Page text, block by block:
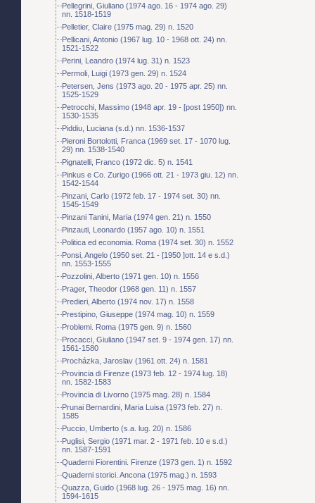
Pellegrini, Giuliano (1974 ago. 16 - 1974 ago. 29)
nn. 1518-1519
Pelletier, Claire (1975 mag. 29) n. 1520
Pellicani, Antonio (1967 lug. 10 - 1968 ott. 24) nn.
1521-1522
Perini, Leandro (1974 lug. 31) n. 1523
Permoli, Luigi (1973 gen. 29) n. 1524
Petersen, Jens (1973 ago. 20 - 1975 apr. 25) nn.
1525-1529
Petrocchi, Massimo (1948 apr. 19 - [post 1950]) nn.
1530-1535
Piddiu, Luciana (s.d.) nn. 1536-1537
Pieroni Bortolotti, Franca (1969 set. 17 - 1070 lug.
29) nn. 1538-1540
Pignatelli, Franco (1972 dic. 5) n. 1541
Pinkus e Co. Zurigo (1966 ott. 21 - 1973 giu. 12) nn.
1542-1544
Pinzani, Carlo (1972 feb. 17 - 1974 set. 30) nn.
1545-1549
Pinzani Tanini, Maria (1974 gen. 21) n. 1550
Pinzauti, Leonardo (1957 ago. 10) n. 1551
Politica ed economia. Roma (1974 set. 30) n. 1552
Ponsi, Angelo (1950 set. 21 - [1950 ]ott. 14 e s.d.)
nn. 1553-1555
Pozzolini, Alberto (1971 gen. 10) n. 1556
Prager, Theodor (1968 gen. 11) n. 1557
Predieri, Alberto (1974 nov. 17) n. 1558
Prestipino, Giuseppe (1974 mag. 10) n. 1559
Problemi. Roma (1975 gen. 9) n. 1560
Procacci, Giuliano (1947 set. 9 - 1974 gen. 17) nn.
1561-1580
Procházka, Jaroslav (1961 ott. 24) n. 1581
Provincia di Firenze (1973 feb. 12 - 1974 lug. 18)
nn. 1582-1583
Provincia di Livorno (1975 mag. 28) n. 1584
Prunai Bernardini, Maria Luisa (1973 feb. 27) n.
1585
Puccio, Umberto (s.a. lug. 20) n. 1586
Puglisi, Sergio (1971 mar. 2 - 1971 feb. 10 e s.d.)
nn. 1587-1591
Quaderni Fiorentini. Firenze (1973 gen. 1) n. 1592
Quaderni storici. Ancona (1975 mag.) n. 1593
Quazza, Guido (1968 lug. 26 - 1975 mag. 16) nn.
1594-1615